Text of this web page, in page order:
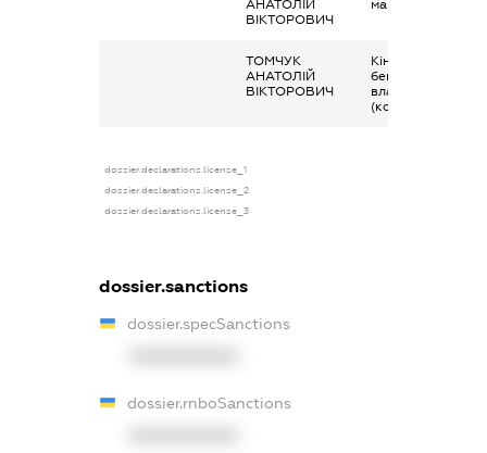
АНАТОЛІЙ
ВІКТОРОВИЧ
майна в оренду
ТОМЧУК
АНАТОЛІЙ
ВІКТОРОВИЧ
Кінцевий
бенефіціарний
власник
(контролер)
dossier.declarations.license_1
dossier.declarations.license_2
dossier.declarations.license_3
dossier.sanctions
dossier.specSanctions
dossier.rnboSanctions